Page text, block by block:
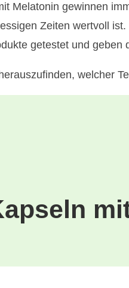
Melatonin gewinnen
Zeiten wertvoll
getestet und geben
welcher